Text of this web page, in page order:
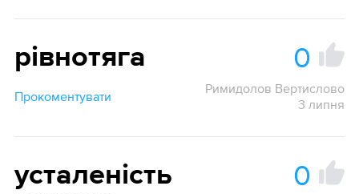
рівнотяга 0
Прокоментувати
Римидолов Вертислово
3 липня
усталеність 0